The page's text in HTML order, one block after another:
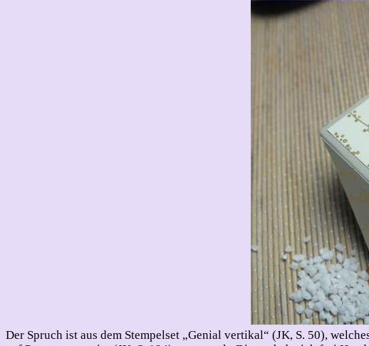
Der Spruch ist aus dem Stempelset „Genial vertikal“ (JK, S. 50),